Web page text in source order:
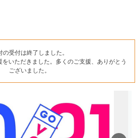
の受付は終了しました。
いただきました。多くのご支援、ありがとう
ございました。